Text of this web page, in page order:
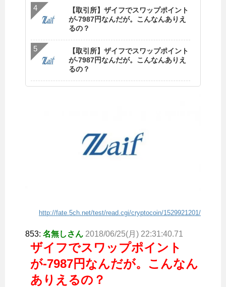
【取引所】ザイフでスワップポイント
が-7987円なんだが。こんなんありえ
るの？
【取引所】ザイフでスワップポイント
が-7987円なんだが。こんなんありえ
るの？
http://fate.5ch.net/test/read.cgi/cryptocoin/1529921201/
853: 名無しさん 2018/06/25(月) 22:31:40.71
ザイフでスワップポイント
が-7987円なんだが。こんなん
ありえるの？